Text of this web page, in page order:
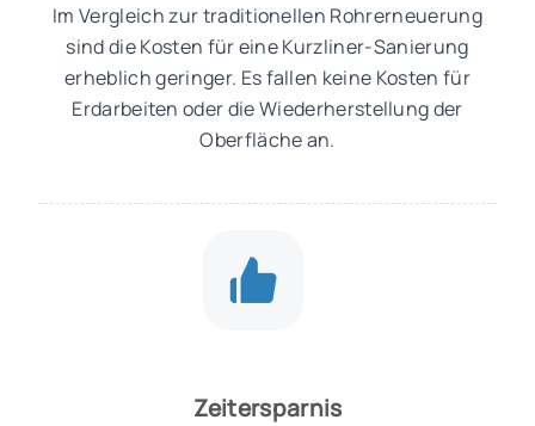
Im Vergleich zur traditionellen Rohrerneuerung
sind die Kosten für eine Kurzliner-Sanierung
erheblich geringer. Es fallen keine Kosten für
Erdarbeiten oder die Wiederherstellung der
Oberfläche an.
Zeitersparnis